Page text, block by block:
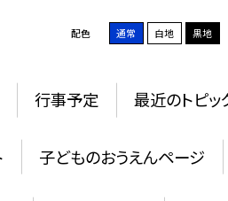
配色 通常 白地 黒地
行事予定 最近のトピッ
子どものおうえんページ